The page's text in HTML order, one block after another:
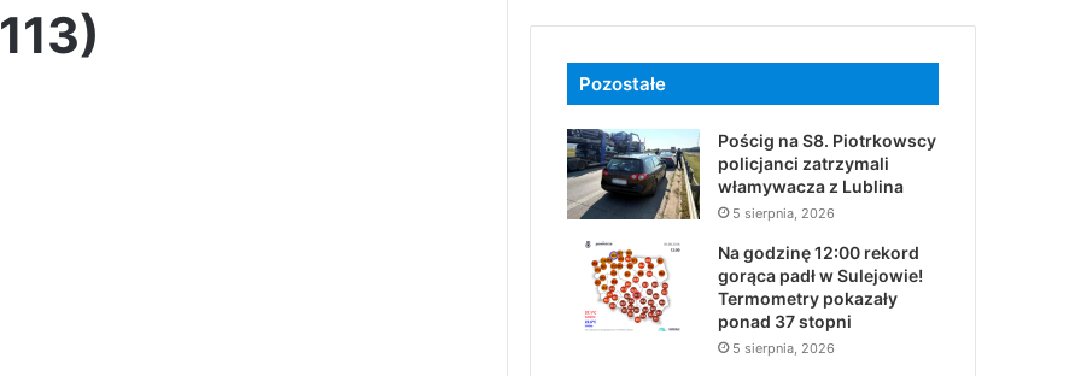
Pozostałe
Pościg na S8. Piotrkowscy
policjanci zatrzymali
włamywacza z Lublina
5 sierpnia, 2026
Na godzinę 12:00 rekord
gorąca padł w Sulejowie!
Termometry pokazały
ponad 37 stopni
5 sierpnia, 2026